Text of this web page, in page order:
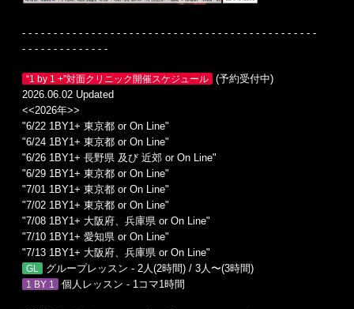
- - - - - - - - - - - - - - - - - - - - - - - - - - - - - - - - - - - - - - - - - - - - - - -
- - - - - - - - - - - - - -
“1 by 1 +”対面クリニック開催スケジュール
(予約受付中)
2026.06.02 Updated
<<2026年>>
"6/22 1BY1+ 東京都 or On Line"
"6/24 1BY1+ 東京都 or On Line"
"6/26 1BY1+ 長野県 及び 近郊 or On Line"
"6/29 1BY1+ 東京都 or On Line"
"7/01 1BY1+ 東京都 or On Line"
"7/02 1BY1+ 東京都 or On Line"
"7/08 1BY1+ 大阪府、兵庫県 or On Line"
"7/10 1BY1+ 愛知県 or On Line"
"7/13 1BY1+ 大阪府、兵庫県 or On Line"
GL グループレッスン - 2人(2時間) / 3人〜(3時間)
1 BY 1 個人レッスン - 1コマ1時間